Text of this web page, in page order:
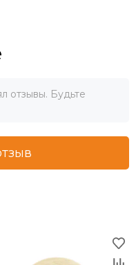
отзывы. Будьте